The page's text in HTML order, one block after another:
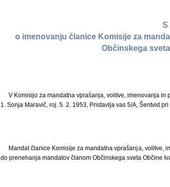
S
o imenovanju članice Komisije za
Občinskega
V Komisijo za mandatna vprašanja, volitve, imenovanja
1. Sonja Maravič, roj. 5. 2. 1953, Pristavlja vas 5/A, Šentvid pri
Mandat članice Komisije za mandatna vprašanja, volitve,
do prenehanja mandatov članom Občinskega sveta Občine